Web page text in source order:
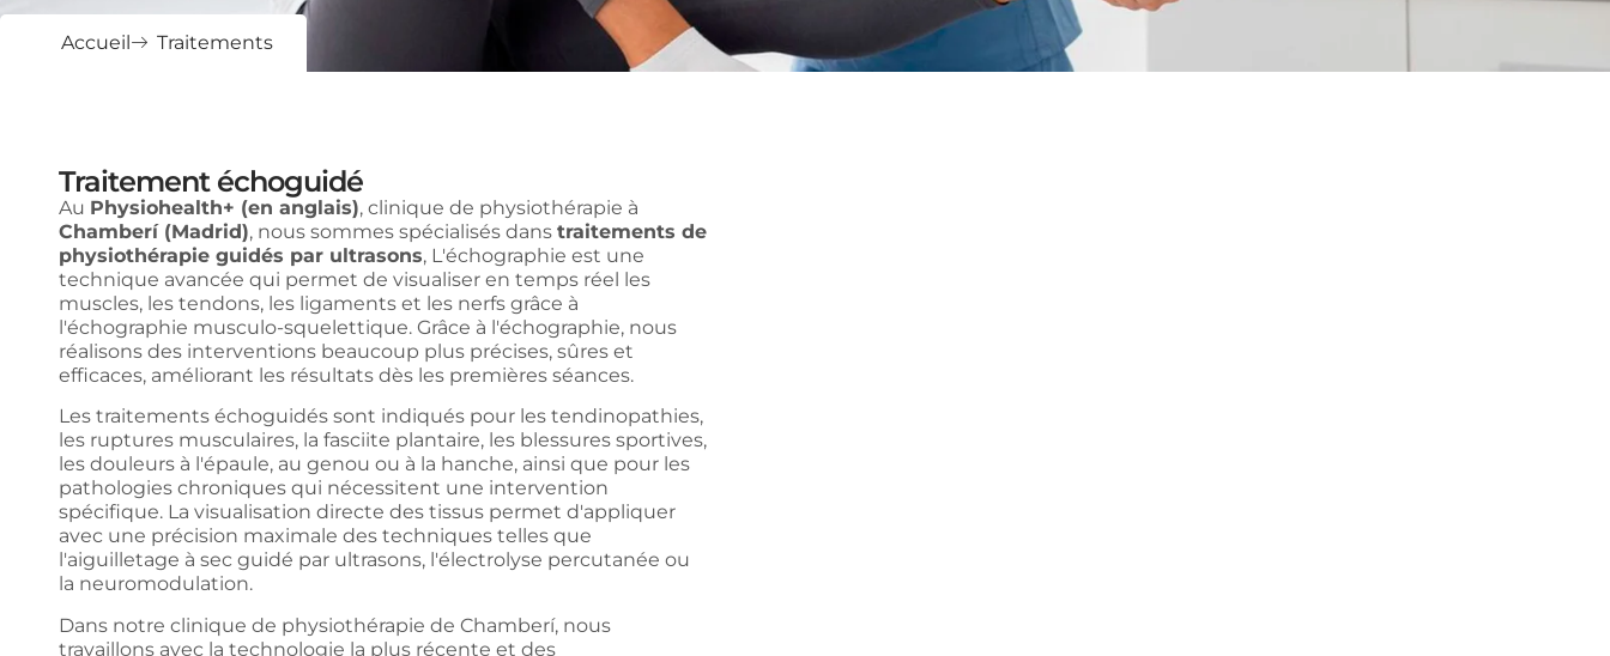
Accueil Traitements
Traitement échoguidé
Au Physiohealth+ (en anglais), clinique de physiothérapie à
Chamberí (Madrid), nous sommes spécialisés dans traitements de
physiothérapie guidés par ultrasons, L'échographie est une
technique avancée qui permet de visualiser en temps réel les
muscles, les tendons, les ligaments et les nerfs grâce à
l'échographie musculo-squelettique. Grâce à l'échographie, nous
réalisons des interventions beaucoup plus précises, sûres et
efficaces, améliorant les résultats dès les premières séances.
Les traitements échoguidés sont indiqués pour les tendinopathies,
les ruptures musculaires, la fasciite plantaire, les blessures sportives,
les douleurs à l'épaule, au genou ou à la hanche, ainsi que pour les
pathologies chroniques qui nécessitent une intervention
spécifique. La visualisation directe des tissus permet d'appliquer
avec une précision maximale des techniques telles que
l'aiguilletage à sec guidé par ultrasons, l'électrolyse percutanée ou
la neuromodulation.
Dans notre clinique de physiothérapie de Chamberí, nous
travaillons avec la technologie la plus récente et des